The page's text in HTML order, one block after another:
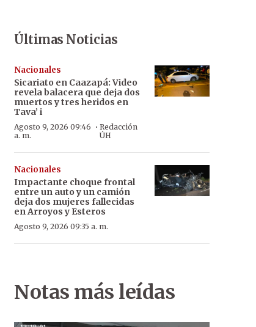
Últimas Noticias
Nacionales
Sicariato en Caazapá: Video
revela balacera que deja dos
muertos y tres heridos en
Tava’ i
Agosto 9, 2026 09:46
a. m.
·Redacción
ÚH
Nacionales
Impactante choque frontal
entre un auto y un camión
deja dos mujeres fallecidas
en Arroyos y Esteros
Agosto 9, 2026 09:35 a. m.
Notas más leídas